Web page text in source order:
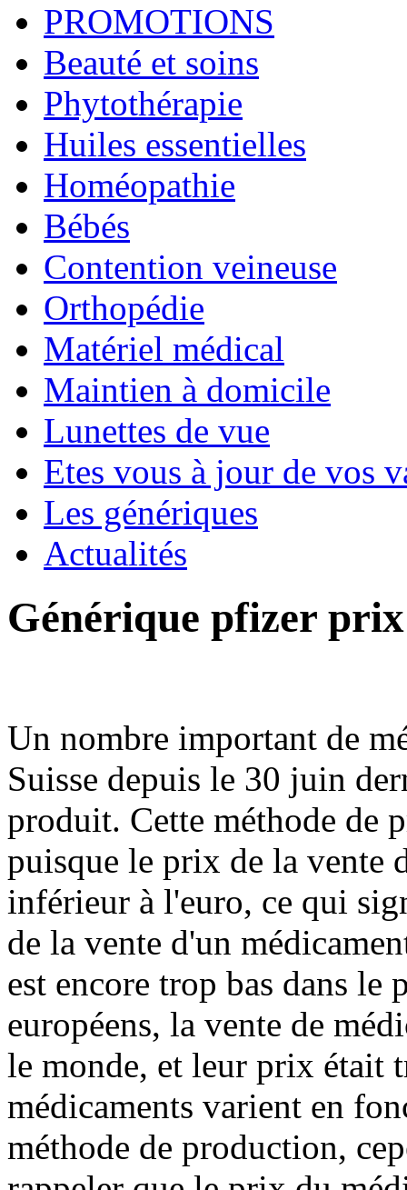
PROMOTIONS
Beauté et soins
Phytothérapie
Huiles essentielles
Homéopathie
Bébés
Contention veineuse
Orthopédie
Matériel médical
Maintien à domicile
Lunettes de vue
Etes vous à jour de vos
Les génériques
Actualités
Générique pfizer
Un nombre important de
Suisse depuis le 30 juin
produit. Cette méthode de
puisque le prix de la vente
inférieur à l'euro, ce qui
de la vente d'un
est encore trop bas dans le
européens, la vente de
le monde, et leur prix était
médicaments varient en
méthode de production,